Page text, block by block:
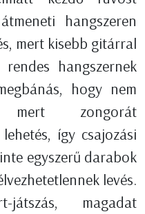
hangszeren
mert kisebb gitárral
hangszernek
hogy nem
mert zongorát
így csajozási
egyszerű darabok
levés.
magadat